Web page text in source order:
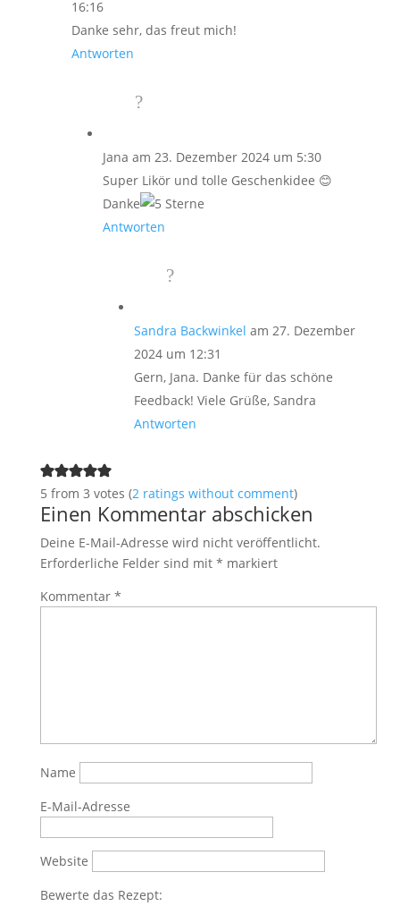
16:16
Danke sehr, das freut mich!
Antworten
Jana am 23. Dezember 2024 um 5:30
Super Likör und tolle Geschenkidee 😊
Danke
Antworten
Sandra Backwinkel am 27. Dezember
2024 um 12:31
Gern, Jana. Danke für das schöne
Feedback! Viele Grüße, Sandra
Antworten
5 from 3 votes (2 ratings without comment)
Einen Kommentar abschicken
Deine E-Mail-Adresse wird nicht veröffentlicht.
Erforderliche Felder sind mit * markiert
Kommentar *
Name
E-Mail-Adresse
Website
Bewerte das Rezept: